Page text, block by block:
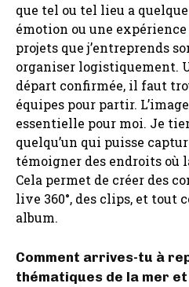
que tel ou tel lieu a
émotion ou une
projets que j’entreprends
organiser logistiquement.
départ confirmée, il faut
équipes pour partir.
essentielle pour moi. Je
quelqu’un qui puisse
témoigner des endroits où
Cela permet de créer des
live 360°, des clips, et tout
album.
Comment arrives-tu à
thématiques de la mer